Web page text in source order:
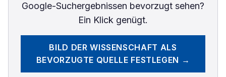
Google-Suchergebnissen bevorzugt sehen?
Ein Klick genügt.
BILD DER WISSENSCHAFT ALS
BEVORZUGTE QUELLE FESTLEGEN →